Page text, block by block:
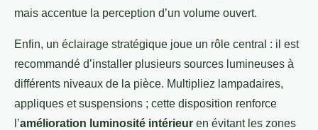
mais accentue la perception d’un volume ouvert.
Enfin, un éclairage stratégique joue un rôle central : il est
recommandé d’installer plusieurs sources lumineuses à
différents niveaux de la pièce. Multipliez lampadaires,
appliques et suspensions ; cette disposition renforce
l’amélioration luminosité intérieur en évitant les zones